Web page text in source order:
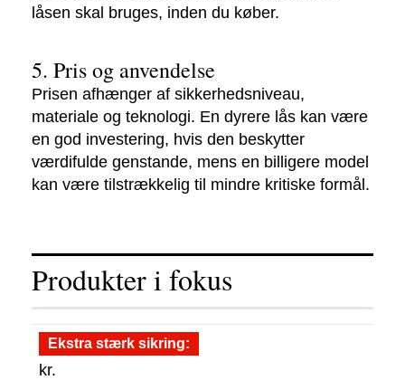
låsen skal bruges, inden du køber.
5. Pris og anvendelse
Prisen afhænger af sikkerhedsniveau,
materiale og teknologi. En dyrere lås kan være
en god investering, hvis den beskytter
værdifulde genstande, mens en billigere model
kan være tilstrækkelig til mindre kritiske formål.
Produkter i fokus
Ekstra stærk sikring
kr.